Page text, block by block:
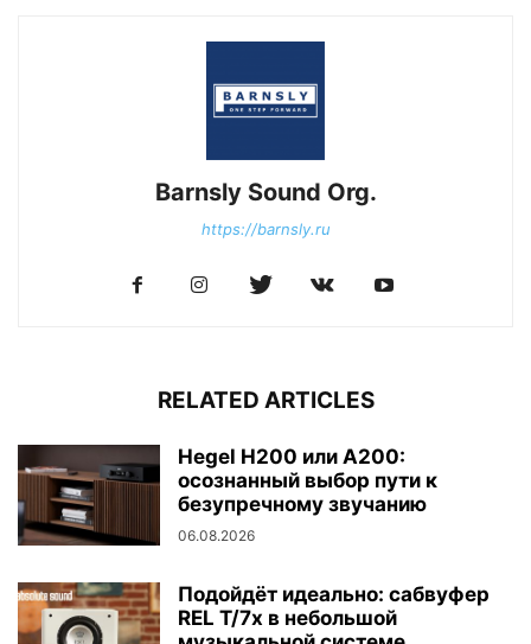
Barnsly Sound Org.
https://barnsly.ru
RELATED ARTICLES
Hegel H200 или A200:
осознанный выбор пути к
безупречному звучанию
06.08.2026
Подойдёт идеально: сабвуфер
REL T/7x в небольшой